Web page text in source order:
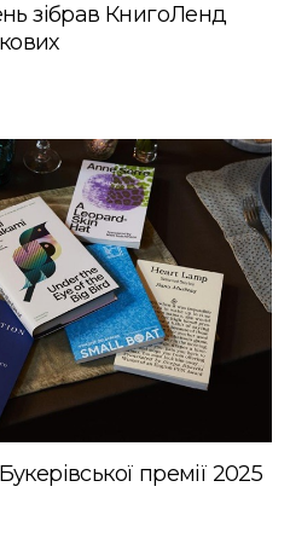
зібрав КнигоЛенд
премії 2025